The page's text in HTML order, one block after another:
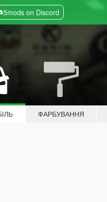
5mods on Discord
ФАРБУВАННЯ